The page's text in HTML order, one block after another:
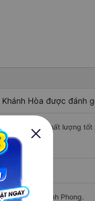
Hòa được đánh
đánh giá chất lượng tốt
nhà xe Khanh Phong.